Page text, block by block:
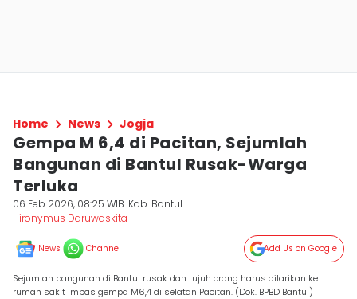
Home News Jogja
Gempa M 6,4 di Pacitan, Sejumlah
Bangunan di Bantul Rusak-Warga
Terluka
06 Feb 2026, 08:25 WIB Kab. Bantul
Hironymus Daruwaskita
News Channel Add Us on Google
Sejumlah bangunan di Bantul rusak dan tujuh orang harus dilarikan ke
rumah sakit imbas gempa M6,4 di selatan Pacitan. (Dok. BPBD Bantul)